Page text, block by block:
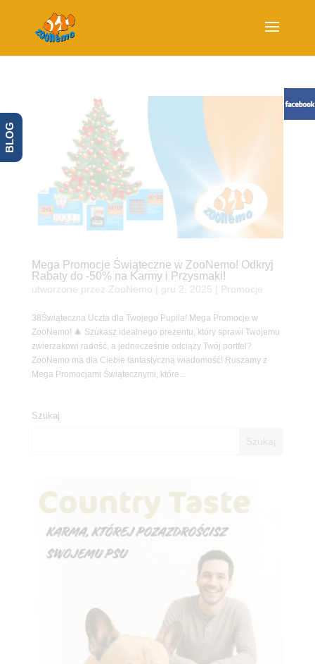
Mega Promocje Świąteczne w ZooNemo! Odkryj
Rabaty do -50% na Karmy i Przysmaki!
utworzone przez ZooNemo gru 2, 2025 Promocje
38Świąteczna Uczta dla Twojego Pupila! Mega Promocje w
ZooNemo! 🎄 Szukasz idealnego prezentu, który sprawi Twojemu
zwierzakowi radość, a jednocześnie odciąży Twój portfel?
ZooNemo ma dla Ciebie fantastyczną wiadomość! Ruszamy z
Mega Promocjami Świątecznymi, które...
Szukaj
BLOG